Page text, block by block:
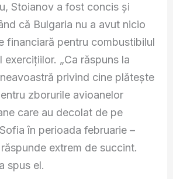
Stoianov a fost concis și
că Bulgaria nu a avut nicio
financiară pentru combustibilul
exercițiilor. „Ca răspuns la
privind cine plătește
zborurile avioanelor
care au decolat de pe
în perioada februarie –
extrem de succint.
spus el.